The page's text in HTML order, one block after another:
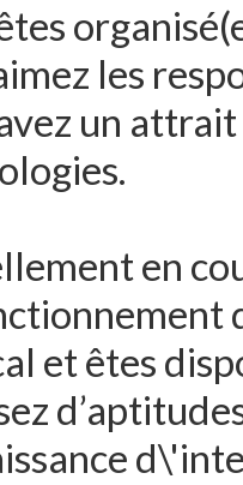
les
un
en
et êtes